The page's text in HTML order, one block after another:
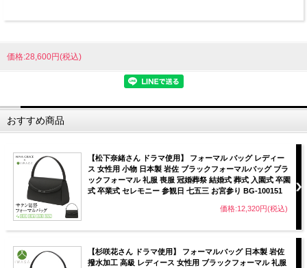
価格:28,600円(税込)
おすすめ商品
【松下奈緒さん ドラマ使用】 フォーマル バッグ レディー
ス 女性用 小物 日本製 岩佐 ブラックフォーマルバッグ ブラ
ックフォーマル 礼服 喪服 冠婚葬祭 結婚式 葬式 入園式 卒園
式 卒業式 セレモニー 参観日 七五三 お宮参り BG-100151
価格:12,320円(税込)
【杉咲花さん ドラマ使用】 フォーマルバッグ 日本製 岩佐
撥水加工 高級 レディース 女性用 ブラックフォーマル 礼服